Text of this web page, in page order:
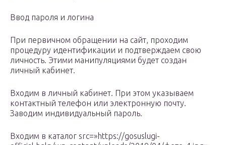
Ввод пароля и логина
При первичном обращении на сайт, проходим
процедуру идентификации и подтверждаем свою
личность. Этими манипуляциями будет создан
личный кабинет.
Входим в личный кабинет. При этом указываем
контактный телефон или электронную почту.
Заводим индивидуальный пароль.
Входим в каталог src=»https://gosuslugi-